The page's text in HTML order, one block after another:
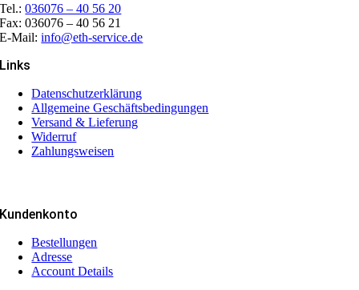
Tel.:036076 – 40 56 20
Fax: 036076 – 40 56 21
E-Mail:info@eth-service.de
Links
Datenschutzerklärung
Allgemeine Geschäftsbedingungen
Versand & Lieferung
Widerruf
Zahlungsweisen
Kundenkonto
Bestellungen
Adresse
Account Details